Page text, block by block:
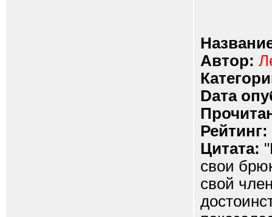
Автор:
Dата
Рейтинг:
Цитата:
свои
свой